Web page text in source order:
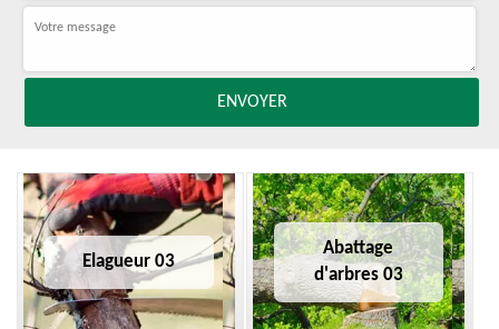
Elagueur 03
Abattage
d'arbres 03